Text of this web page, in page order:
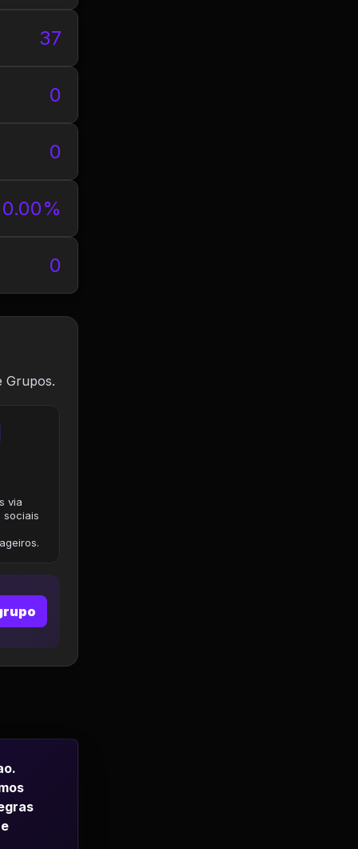
37
0
0
0.00%
0
Grupos.
via
sociais